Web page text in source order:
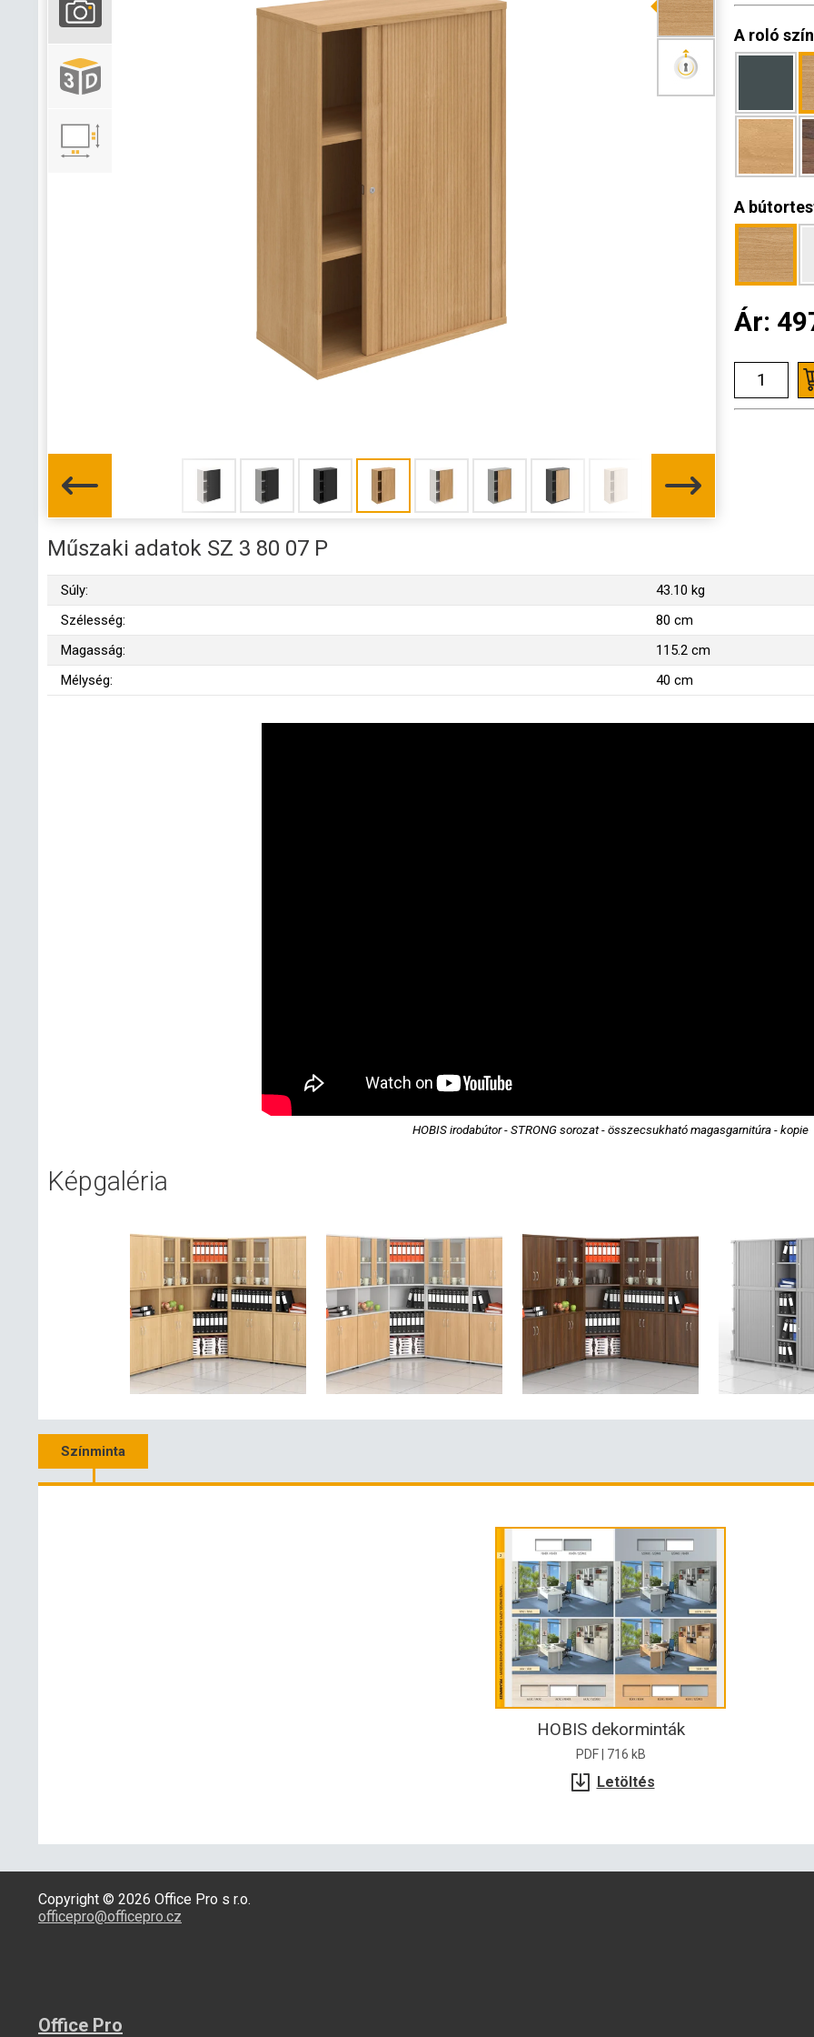
A roló
A
Ár:
Műszaki adatok SZ 3 80 07 P
Súly:
43.10 kg
Szélesség:
80 cm
Magasság:
115.2 cm
Mélység:
40 cm
HOBIS irodabútor - STRONG sorozat - összecsukható magasgarnitúra - kopie
Képgaléria
Színminta
HOBIS dekorminták
PDF | 716 kB
Letöltés
Copyright © 2026 Office Pro s r.o.
officepro@officepro.cz
Office Pro